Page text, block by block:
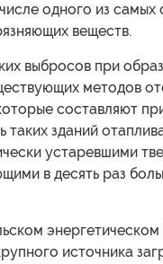
одного из
веществ.
выбросов при
методов
составляют
таких зданий
устаревшими
в десять раз
источника